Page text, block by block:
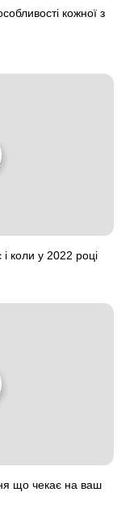
кожної з
коли у 2022 році
що чекає на ваш